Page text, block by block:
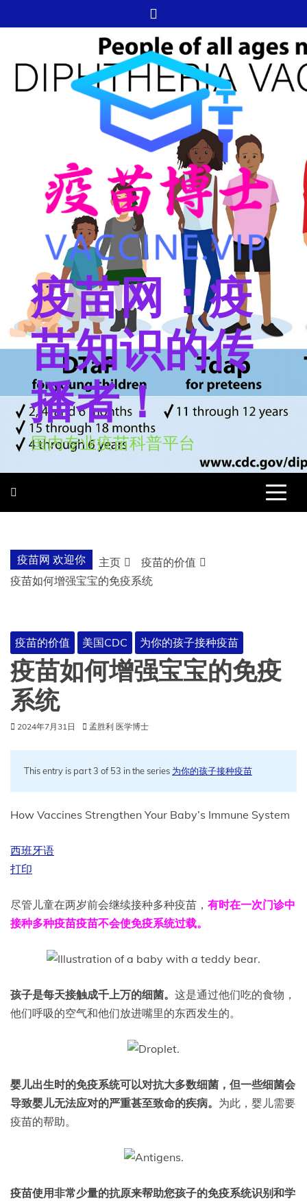
至
疫苗网：疫
苗知识的传
播者！
国内专业疫苗科普平台
疫苗网 欢迎你 主页
疫苗的价值
疫苗如何增强宝宝的免疫系统
疫苗的价值 美国CDC 为你的孩子接种疫苗
疫苗如何增强宝宝的免疫
系统
2024年7月31日 孟胜利 医学博士
This entry is part 3 of 53 in the series 为你的孩子接种疫苗
How Vaccines Strengthen Your Baby’s Immune System
西班牙语
打印
尽管儿童在两岁前会继续接种多种疫苗， 有时在一次门诊中
接种多种疫苗疫苗不会使免疫系统过载。
孩子是每天接触成千上万的细菌。 这是通过他们吃的食物，
他们呼吸的空气和他们放进嘴里的东西发生的。
婴儿出生时的免疫系统可以对抗大多数细菌，但一些细菌会
导致婴儿无法应对的严重甚至致命的疾病。 为此，婴儿需要
疫苗的帮助。
疫苗使用非常少量的抗原来帮助您孩子的免疫系统识别和学